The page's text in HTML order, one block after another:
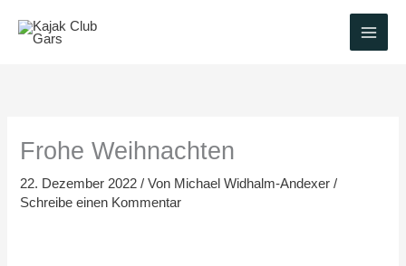
Inhalt
springen
Frohe Weihnachten
22. Dezember 2022/ Von Michael Widhalm-Andexer/
Schreibe einen Kommentar